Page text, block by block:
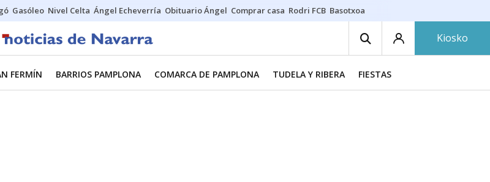
Gasóleo Nivel Celta Ángel Echeverría Obituario Ángel Comprar casa Rodri FCB Basotxoa
Kiosko
FERMÍN BARRIOS PAMPLONA COMARCA DE PAMPLONA TUDELA Y RIBERA FIESTAS